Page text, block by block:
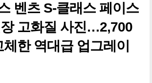
벤츠 S-클래스 페이스
고화질 사진…2,700
한 역대급 업그레이